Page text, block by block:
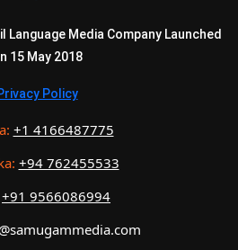
Language Media Company Launched
15 May 2018
Policy
+1 4166487775
+94 762455533
+91 9566086994